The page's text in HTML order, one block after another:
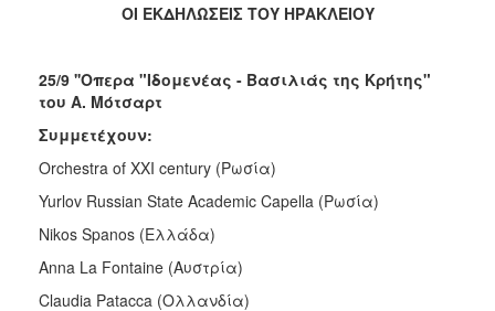
ΠΟΛΙΤΙΣΜΟΣ
ΑΝΘΕΚΤΙΚΗ
ΟΙ ΕΚΔΗΛΩΣΕΙΣ ΤΟΥ ΗΡΑΚΛΕΙΟΥ
25/9 ''Οπερα "Ιδομενέας - Βασιλιάς της Κρήτης"
του Α. Μότσαρτ
Συμμετέχουν:
Orchestra οf XXI century (Ρωσία)
Yurlov Russian State Academic Capella (Ρωσία)
Nikοs Spanos (Ελλάδα)
Anna La Fontaine (Αυστρία)
Claudia Patacca (Ολλανδία)